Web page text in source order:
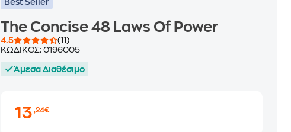
Best Seller
The Concise 48 Laws Of Power
4.5
(11)
ΚΩΔΙΚΟΣ:0196005
Άμεσα Διαθέσιμο
13,24€